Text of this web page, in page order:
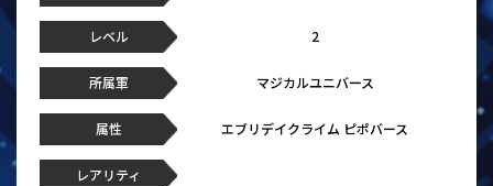
レベル 2
所属軍 マジカルユニバース
属性 エブリデイクライム ピポバース
レアリティ